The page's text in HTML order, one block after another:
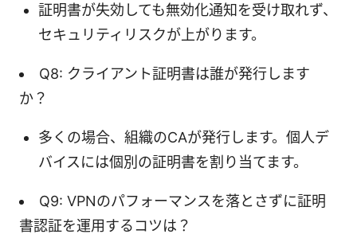
証明書が失効しても無効化通知を受け取れず、
セキュリティリスクが上がります。
Q8: クライアント証明書は誰が発行します
か？
多くの場合、組織のCAが発行します。個人デ
バイスには個別の証明書を割り当てます。
Q9: VPNのパフォーマンスを落とさずに証明
書認証を運用するコツは？